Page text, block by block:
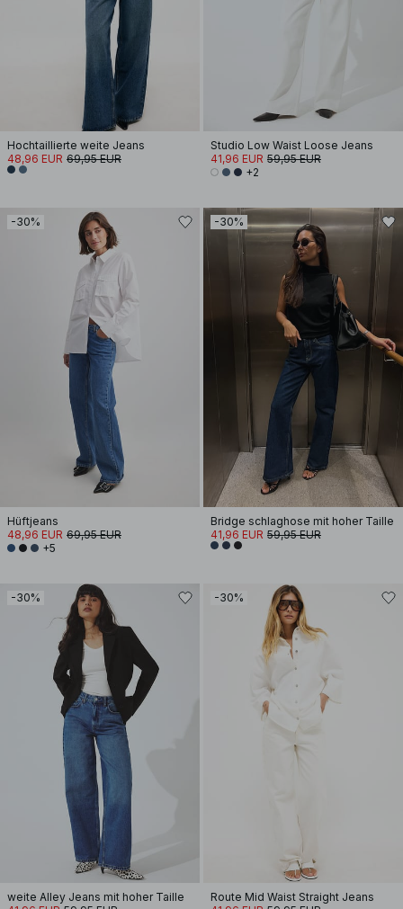
Hochtaillierte weite Jeans
48,96 EUR 69,95 EUR
Studio Low Waist Loose Jeans
41,96 EUR 59,95 EUR
+2
-30%
Hüftjeans
48,96 EUR 69,95 EUR
+5
-30%
Bridge schlaghose mit hoher Taille
41,96 EUR 59,95 EUR
-30%
weite Alley Jeans mit hoher Taille
-30%
Route Mid Waist Straight Jeans